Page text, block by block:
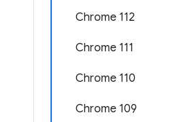
Chrome 112
Chrome 111
Chrome 110
Chrome 109